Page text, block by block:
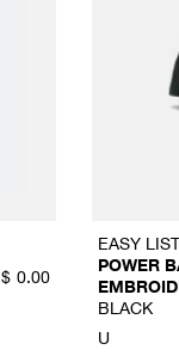
$ 0.00
EASY
POWER
BLACK
U